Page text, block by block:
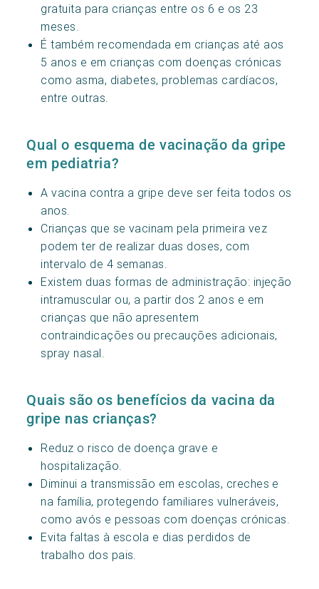
gratuita para crianças entre os 6 e os 23
meses.
É também recomendada em crianças até aos
5 anos e em crianças com doenças crónicas
como asma, diabetes, problemas cardíacos,
entre outras.
Qual o esquema de vacinação da gripe
em pediatria?
A vacina contra a gripe deve ser feita todos os
anos.
Crianças que se vacinam pela primeira vez
podem ter de realizar duas doses, com
intervalo de 4 semanas.
Existem duas formas de administração: injeção
intramuscular ou, a partir dos 2 anos e em
crianças que não apresentem
contraindicações ou precauções adicionais,
spray nasal.
Quais são os benefícios da vacina da
gripe nas crianças?
Reduz o risco de doença grave e
hospitalização.
Diminui a transmissão em escolas, creches e
na família, protegendo familiares vulneráveis,
como avós e pessoas com doenças crónicas.
Evita faltas à escola e dias perdidos de
trabalho dos pais.